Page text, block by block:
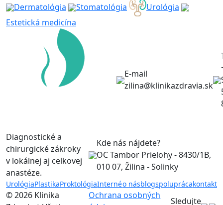
Dermatológia Stomatológia
Urológia
Estetická medicína
E-mail
zilina@klinikazdravia.sk
Diagnostické a
chirurgické zákroky
v lokálnej aj celkovej
anastéze.
Kde nás nájdete?
OC Tambor Prielohy - 8430/1B,
010 07, Žilina - Solinky
UrológiaPlastikaProktológiaInternéo násblogspoluprácakontakt
© 2026 Klinika
Ochrana osobných
Sledujte